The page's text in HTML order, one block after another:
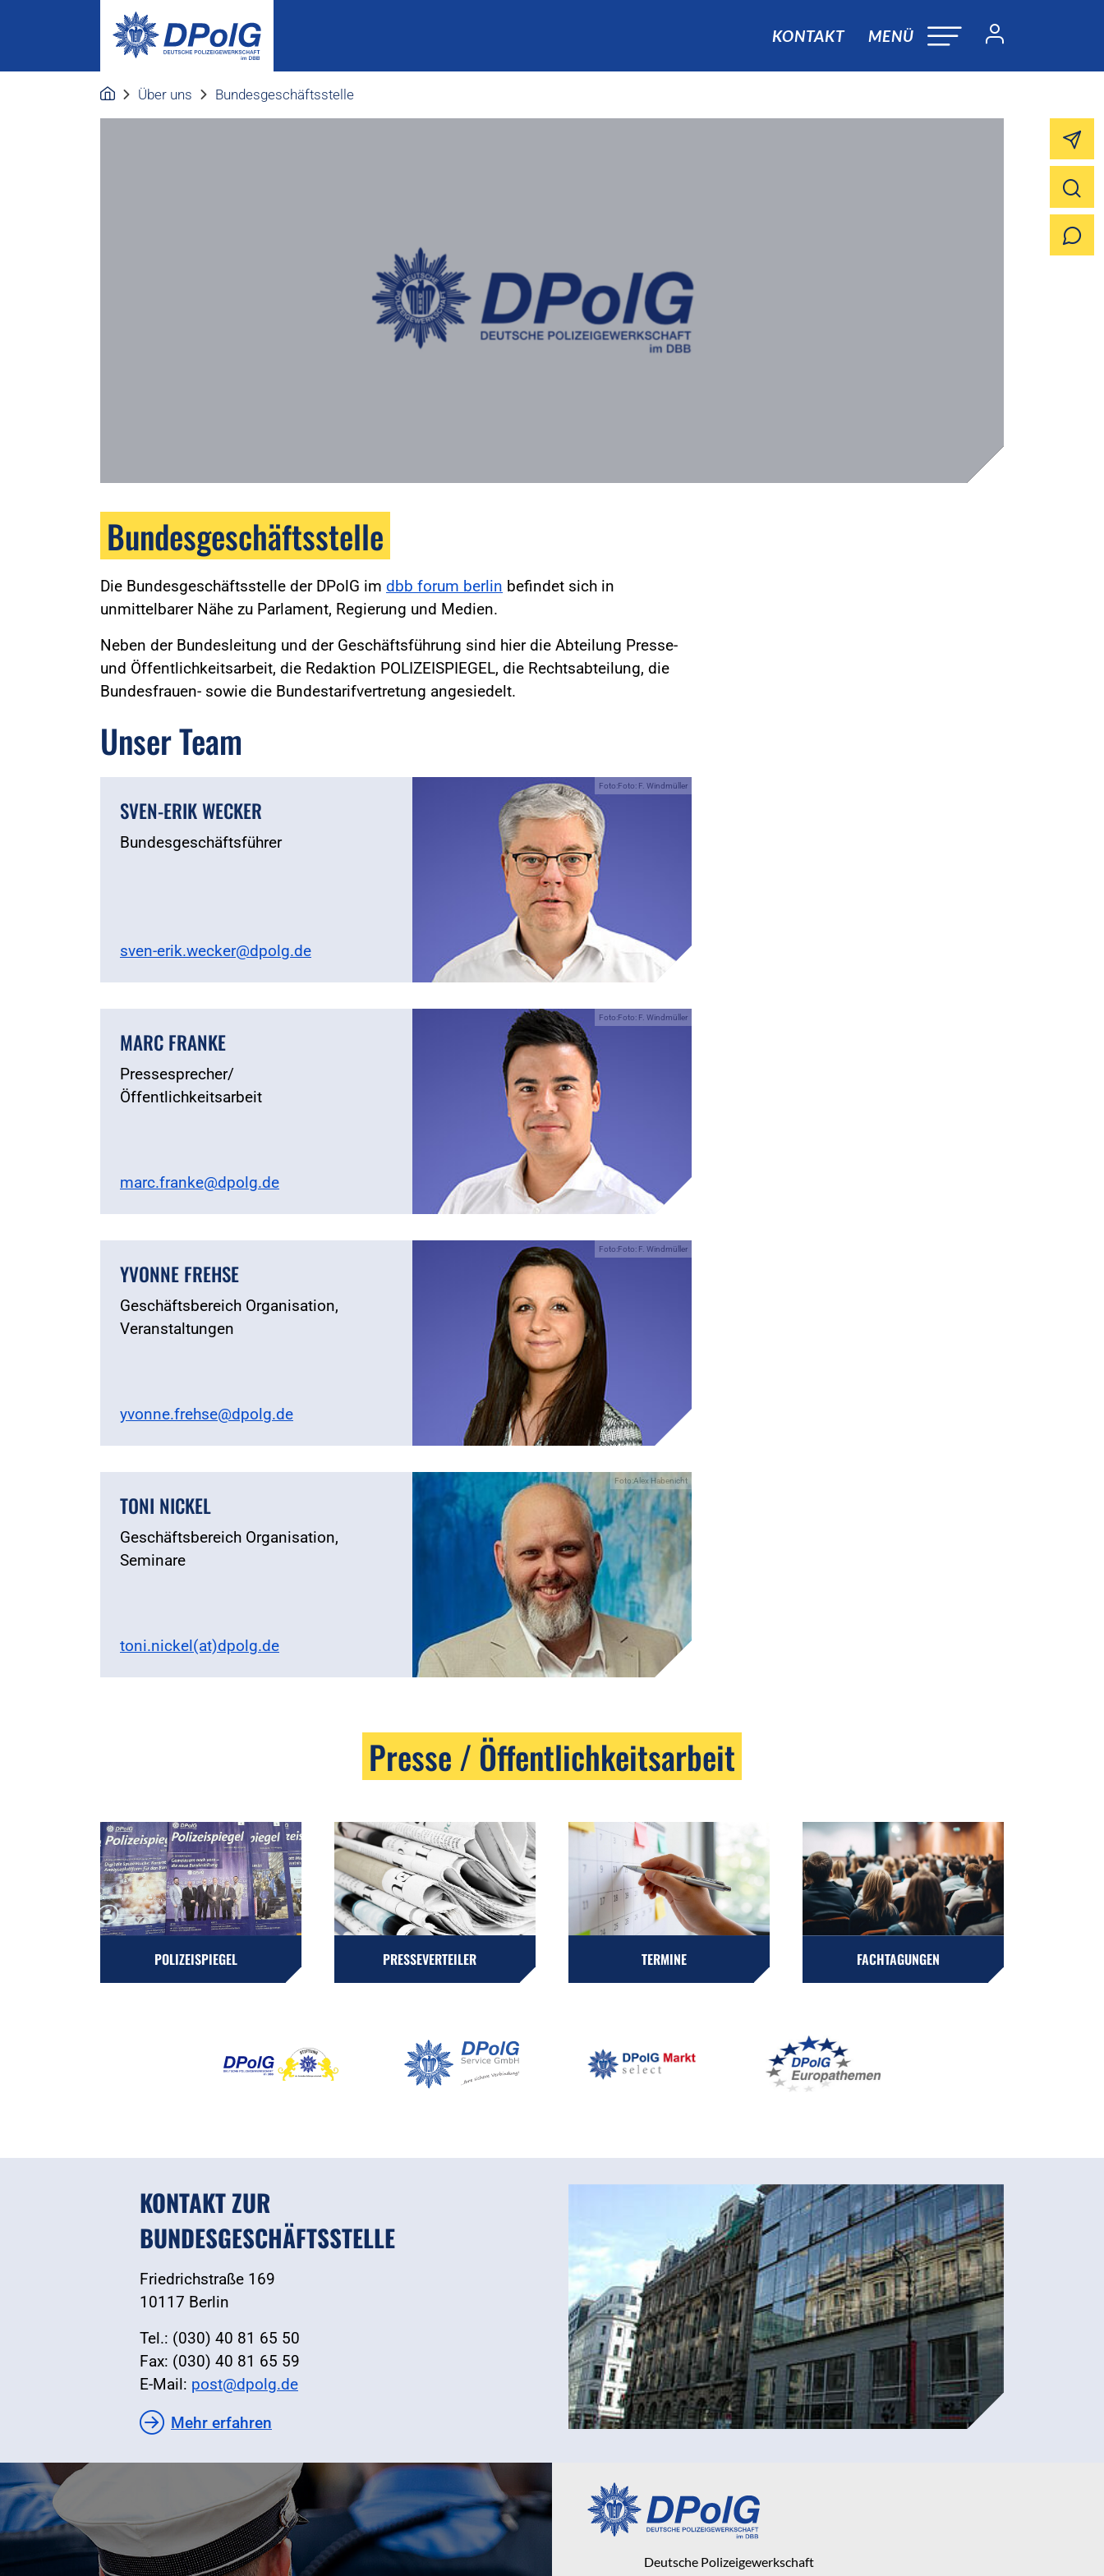
KONTAKT MENÜ
Über uns Bundesgeschäftsstelle
Bundesgeschäftsstelle
Die Bundesgeschäftsstelle der DPolG im dbb forum berlin befindet sich in
unmittelbarer Nähe zu Parlament, Regierung und Medien.
Neben der Bundesleitung und der Geschäftsführung sind hier die Abteilung Presse-
und Öffentlichkeitsarbeit, die Redaktion POLIZEISPIEGEL, die Rechtsabteilung, die
Bundesfrauen- sowie die Bundestarifvertretung angesiedelt.
Unser Team
SVEN-ERIK WECKER
Bundesgeschäftsführer
sven-erik.wecker@dpolg.de
Foto:Foto: F. Windmüller
MARC FRANKE
Pressesprecher/
Öffentlichkeitsarbeit
marc.franke@dpolg.de
Foto:Foto: F. Windmüller
YVONNE FREHSE
Geschäftsbereich Organisation,
Veranstaltungen
yvonne.frehse@dpolg.de
Foto:Foto: F. Windmüller
TONI NICKEL
Geschäftsbereich Organisation,
Seminare
toni.nickel(at)dpolg.de
Foto:Alex Habenicht
Presse / Öffentlichkeitsarbeit
POLIZEISPIEGEL PRESSEVERTEILER TERMINE FACHTAGUNGEN
KONTAKT ZUR
BUNDESGESCHÄFTSSTELLE
Friedrichstraße 169
10117 Berlin
Tel.: (030) 40 81 65 50
Fax: (030) 40 81 65 59
E-Mail: post@dpolg.de
Mehr erfahren
Deutsche Polizeigewerkschaft